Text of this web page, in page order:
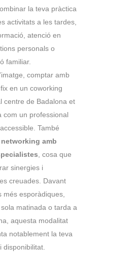
la teva pràctica
activitats a les tardes,
atenció en
personals o
familiar.
comptar amb
en un coworking
centre de Badalona et
com un professional
També
networking amb
, cosa que
sinergies i
creuades. Davant
més esporàdiques,
matinada o tarda a
aquesta modalitat
notablement la teva
disponibilitat.